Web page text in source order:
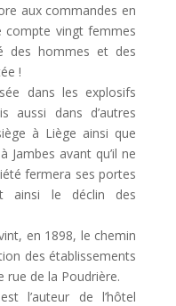
aux commandes en
compte vingt femmes
des hommes et des
!
dans les explosifs
aussi dans d’autres
à Liège ainsi que
Jambes avant qu’il ne
fermera ses portes
ainsi le déclin des
en 1898, le chemin
des établissements
rue de la Poudrière.
l’auteur de l’hôtel